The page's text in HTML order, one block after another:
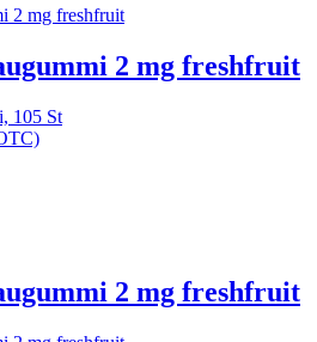
2 mg freshfruit
105 St
2 mg freshfruit